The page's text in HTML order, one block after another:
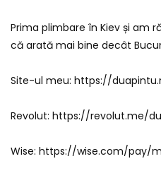
Prima plimbare în Kiev și am
că arată mai bine decât
Site-ul meu: https://
Revolut: https://revolut.me/
Wise: https://wise.com/pay/